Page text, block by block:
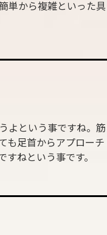
単から複雑といった具
よという事ですね。筋
も足首からアプローチ
ねという事です。